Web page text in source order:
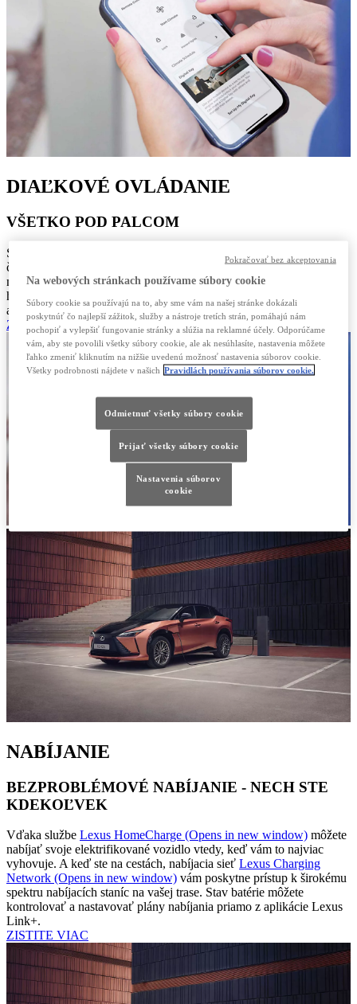
DIAĽKOVÉ OVLÁDANIE
VŠETKO POD PALCOM
Spravujte svoj Lexus pomocou aplikácie Lexus Link+. Odmrazte
čelné sklo a predhrejte vozidlo v zime alebo ho ochlaďte v lete, skôr
než vyrazíte. Máte obavy, že ste nechali odomknuté auto? Môžete
ho na diaľku skontrolovať, zamknúť a odomknúť odkiaľkoľvek. V
aplikácii Lexus Link+ môžete objaviť ešte oveľa viac.
ZISTITE VIAC
NABÍJANIE
BEZPROBLÉMOVÉ NABÍJANIE - NECH STE
KDEKOĽVEK
Vďaka službe Lexus HomeCharge (Opens in new window) môžete
nabíjať svoje elektrifikované vozidlo vtedy, keď vám to najviac
vyhovuje. A keď ste na cestách, nabíjacia sieť Lexus Charging
Network (Opens in new window) vám poskytne prístup k širokému
spektru nabíjacích staníc na vašej trase. Stav batérie môžete
kontrolovať a nastavovať plány nabíjania priamo z aplikácie Lexus
Link+.
ZISTITE VIAC
Na webových stránkach používame súbory cookie
Súbory cookie sa používajú na to, aby sme vám na našej stránke dokázali
poskytnúť čo najlepší zážitok, služby a nástroje tretích strán, pomáhajú nám
pochopiť a vylepšiť fungovanie stránky a slúžia na reklamné účely. Odporúčame
vám, aby ste povolili všetky súbory cookie, ale ak nesúhlasíte, nastavenia môžete
ľahko zmeniť kliknutím na nižšie uvedenú možnosť nastavenia súborov cookie.
Všetky podrobnosti nájdete v našich Pravidlách používania súborov cookie.
Odmietnuť všetky súbory cookie
Prijať všetky súbory cookie
Nastavenia súborov
cookie
Pokračovať bez akceptovania